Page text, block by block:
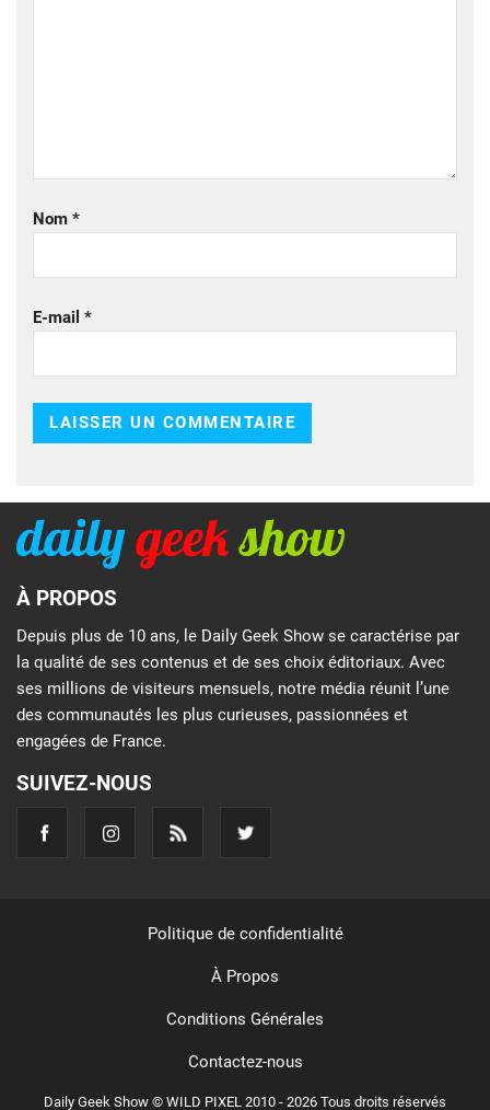
Nom *
E-mail *
À PROPOS
Depuis plus de 10 ans, le Daily Geek Show se caractérise par
la qualité de ses contenus et de ses choix éditoriaux. Avec
ses millions de visiteurs mensuels, notre média réunit l’une
des communautés les plus curieuses, passionnées et
engagées de France.
SUIVEZ-NOUS
Daily Geek Show © WILD PIXEL 2010 - 2026 Tous droits réservés
Politique de confidentialité
À Propos
Conditions Générales
Contactez-nous